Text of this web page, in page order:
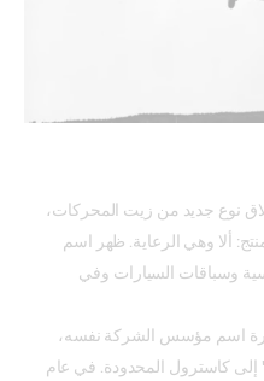
نوع جديد من زيت المحركات،
ألا وهي الرعاية. ظهر اسم
وسباقات السيارات وفي
شهرة اسم مؤسس الشركة نفسه،
كاسترول المحدودة. في عام